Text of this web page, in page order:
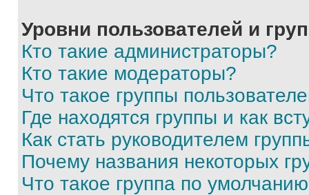
Уровни пользователей и
Кто такие администраторы?
Кто такие модераторы?
Что такое группы
Где находятся группы и как
Как стать руководителем
Почему названия некоторых
Что такое группа по